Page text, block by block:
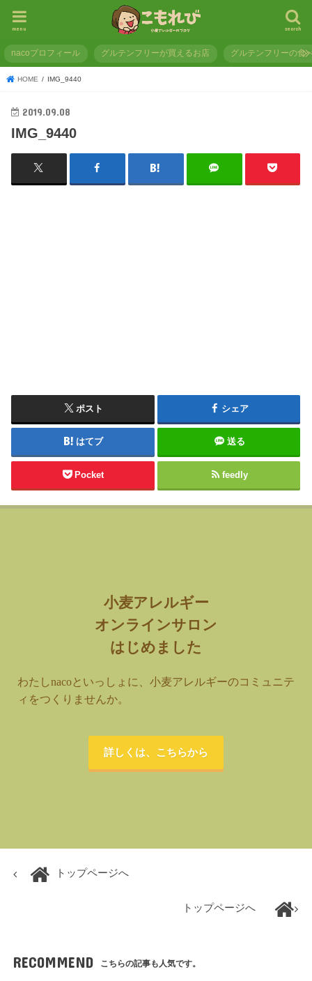
search
menu
nacoプロフィール グルテンフリーが買えるお店 グルテンフリーの食
HOME IMG_9440
2019.09.08
IMG_9440
ポスト シェア
はてブ 送る
Pocket feedly
小麦アレルギー
オンラインサロン
はじめました
わたしnacoといっしょに、小麦アレルギーのコミュニテ
ィをつくりませんか。
詳しくは、こちらから
トップページへ
トップページへ
RECOMMEND こちらの記事も人気です。